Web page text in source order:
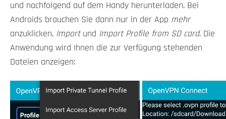
und nachfolgend auf dem Handy herunterladen. Bei
Androids brauchen Sie dann nur in der App mehr
anzuklicken, Importund Import Profile from SD card. Die
Anwendung wird Ihnen die zur Verfügung stehenden
Dateien anzeigen: